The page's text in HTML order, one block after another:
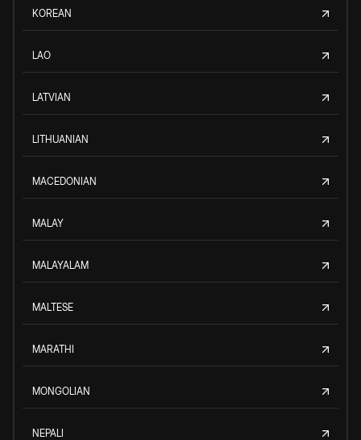
KOREAN
LAO
LATVIAN
LITHUANIAN
MACEDONIAN
MALAY
MALAYALAM
MALTESE
MARATHI
MONGOLIAN
NEPALI